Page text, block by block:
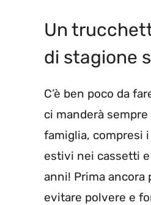
Un
di stagione
C’è ben poco da
ci manderà
famiglia, compresi
estivi nei cassetti
anni! Prima
evitare polvere e